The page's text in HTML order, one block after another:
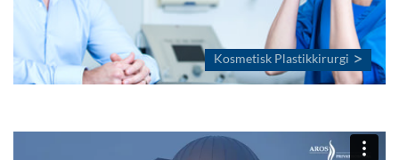
Kosmetisk Plastikkirurgi